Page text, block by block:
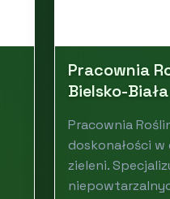
Pracownia
Bielsko-Biała
Pracownia
doskonałości
zieleni.